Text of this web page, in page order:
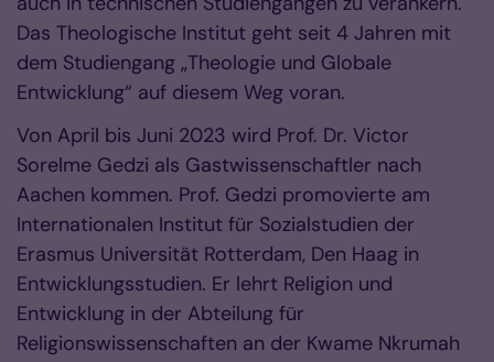
Das Theologische Institut geht seit 4 Jahren mit
dem Studiengang „Theologie und Globale
Entwicklung“ auf diesem Weg voran.
Von April bis Juni 2023 wird Prof. Dr. Victor
Sorelme Gedzi als Gastwissenschaftler nach
Aachen kommen. Prof. Gedzi promovierte am
Internationalen Institut für Sozialstudien der
Erasmus Universität Rotterdam, Den Haag in
Entwicklungsstudien. Er lehrt Religion und
Entwicklung in der Abteilung für
Religionswissenschaften an der Kwame Nkrumah